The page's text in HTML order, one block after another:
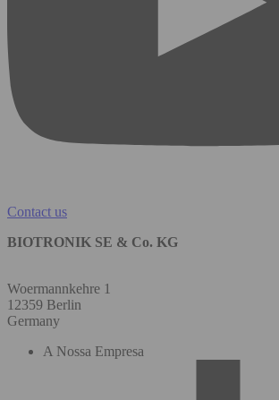
Contact us
BIOTRONIK SE & Co. KG
Woermannkehre 1
12359 Berlin
Germany
A Nossa Empresa